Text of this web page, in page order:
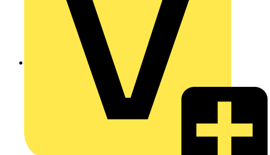
Zurück zu Produkte